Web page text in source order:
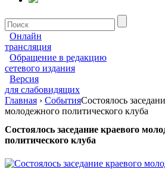
Онлайн
трансляция
Обращение в редакцию
сетевого издания
Версия
для слабовидящих
Главная › СобытияСостоялось
молодежного политического клуба
Состоялось заседание краевого
политического клуба